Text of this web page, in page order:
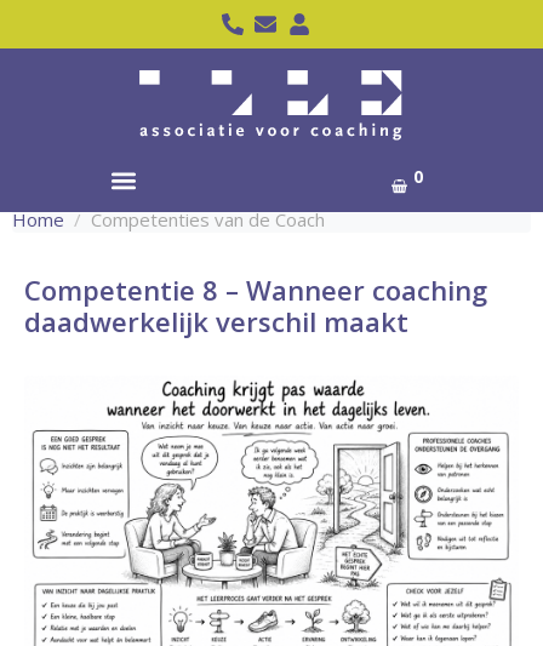
0
Home Competenties van de Coach
Competentie 8 – Wanneer coaching
daadwerkelijk verschil maakt